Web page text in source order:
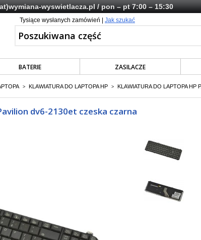
wyswietlacza.pl/ pon – pt 7:00 – 15:30
Tysiące wysłanych zamówień | Jak szukać
BATERIE ZASILACZE
> KLAWIATURA DO LAPTOPA HP > KLAWIATURA DO LAPTOPA HP
dv6-2130et czeska czarna